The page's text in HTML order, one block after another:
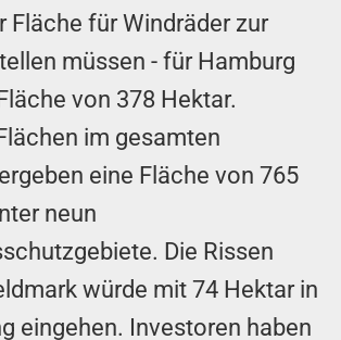
Fläche für Windräder zur
müssen - für Hamburg
von 378 Hektar.
im gesamten
eine Fläche von 765
neun
Die Rissen
würde mit 74 Hektar in
eingehen. Investoren haben